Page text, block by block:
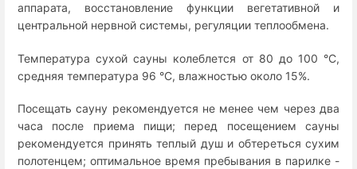
аппарата, восстановление функции вегетативной и
центральной нервной системы, регуляции теплообмена.
Температура сухой сауны колеблется от 80 до 100 °C,
средняя температура 96 °C, влажностью около 15%.
Посещать сауну рекомендуется не менее чем через два
часа после приема пищи; перед посещением сауны
рекомендуется принять теплый душ и обтереться сухим
полотенцем; оптимальное время пребывания в парилке -